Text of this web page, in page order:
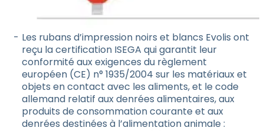
Les rubans d’impression noirs et blancs Evolis ont
reçu la certification ISEGA qui garantit leur
conformité aux exigences du règlement
européen (CE) n° 1935/2004 sur les matériaux et
objets en contact avec les aliments, et le code
allemand relatif aux denrées alimentaires, aux
produits de consommation courante et aux
denrées destinées à l’alimentation animale :